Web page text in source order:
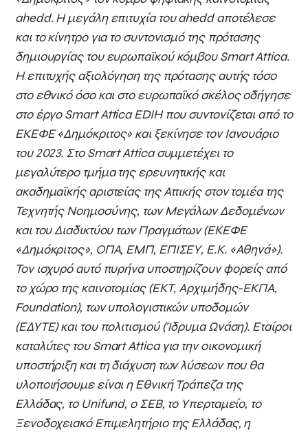
ahedd. Η μεγάλη επιτυχία τουaheddαποτέλεσε
και το κίνητρο για το συντονισμό της πρότασης
δημιουργίας του ευρωπαϊκού κόμβουSmartAttica.
Η επιτυχής αξιολόγηση της πρότασης αυτής τόσο
στο εθνικό όσο και στο ευρωπαϊκό σκέλος οδήγησε
στο έργοSmartAttica EDIHπου συντονίζεται από το
ΕΚΕΦΕ «Δημόκριτος» και ξεκίνησε τον Ιανουάριο
του 2023. ΣτοSmartAtticaσυμμετέχει το
μεγαλύτερο τμήμα της ερευνητικής και
ακαδημαϊκής αριστείας της Αττικής στον τομέα της
Τεχνητής Νοημοσύνης, των Μεγάλων Δεδομένων
και του Διαδικτύου των Πραγμάτων (ΕΚΕΦΕ
«Δημόκριτος», ΟΠΑ, ΕΜΠ, ΕΠΙΣΕΥ, Ε.Κ. «Αθηνά»).
Τον ισχυρό αυτό πυρήνα υποστηρίζουν φορείς από
το χώρο της καινοτομίας (ΕΚΤ, Αρχιμήδης-ΕΚΠΑ,
Foundation), των υπολογιστικών υποδομών
(ΕΔΥΤΕ) και του πολιτισμού (Ίδρυμα Ωνάση). Εταίροι
καταλύτες τουSmartAtticaγια την οικονομική
υποστήριξη και τη διάχυση των λύσεων που θα
υλοποιήσουμε είναι η Εθνική Τράπεζα της
Ελλάδας, το Unifund, ο ΣΕΒ, το Υπερταμείο, το
Ξενοδοχειακό Επιμελητήριο της Ελλάδας, η